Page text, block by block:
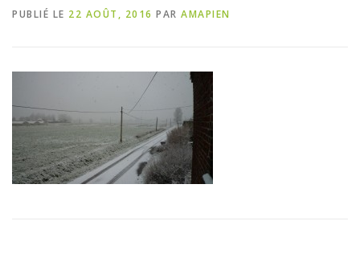
PANIER DE LA SEMAINE
PUBLIÉ LE 22 AOÛT, 2016 PAR AMAPIEN